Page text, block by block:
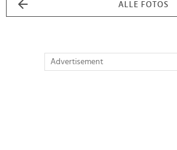
ALLE FOTOS
Advertisement